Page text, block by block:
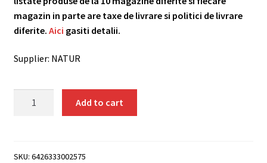
magazin in parte are taxe de livrare si politici de livrare
diferite. Aici gasiti detalii.
Supplier: NATUR
bio,
Add to cart
SKU: 6426333002575